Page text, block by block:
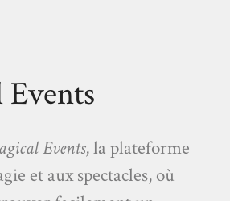
Events, la plateforme
et aux spectacles, où